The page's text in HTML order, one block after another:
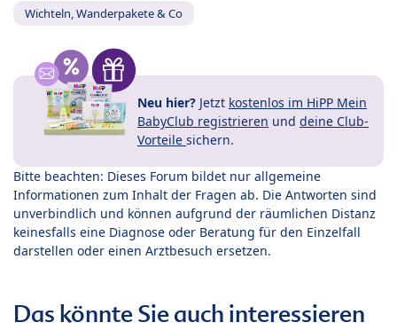
Wichteln, Wanderpakete & Co
Neu hier? Jetzt kostenlos im HiPP Mein
BabyClub registrieren und deine Club-
Vorteile sichern.
Bitte beachten: Dieses Forum bildet nur allgemeine
Informationen zum Inhalt der Fragen ab. Die Antworten sind
unverbindlich und können aufgrund der räumlichen Distanz
keinesfalls eine Diagnose oder Beratung für den Einzelfall
darstellen oder einen Arztbesuch ersetzen.
Das könnte Sie auch interessieren